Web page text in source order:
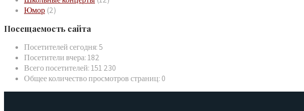
Юмор (2)
Посещаемость сайта
Посетителей сегодня:5
Посетители вчера:182
Всего посетителей:151 230
Общее количество просмотров страниц: 0